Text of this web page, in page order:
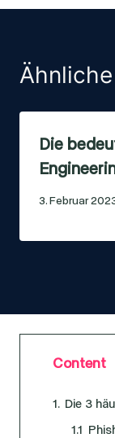
Die
3. Februar
Content
Die 3